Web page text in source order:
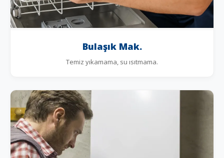
Bulaşık Mak.
Temiz yıkamama, su ısıtmama.